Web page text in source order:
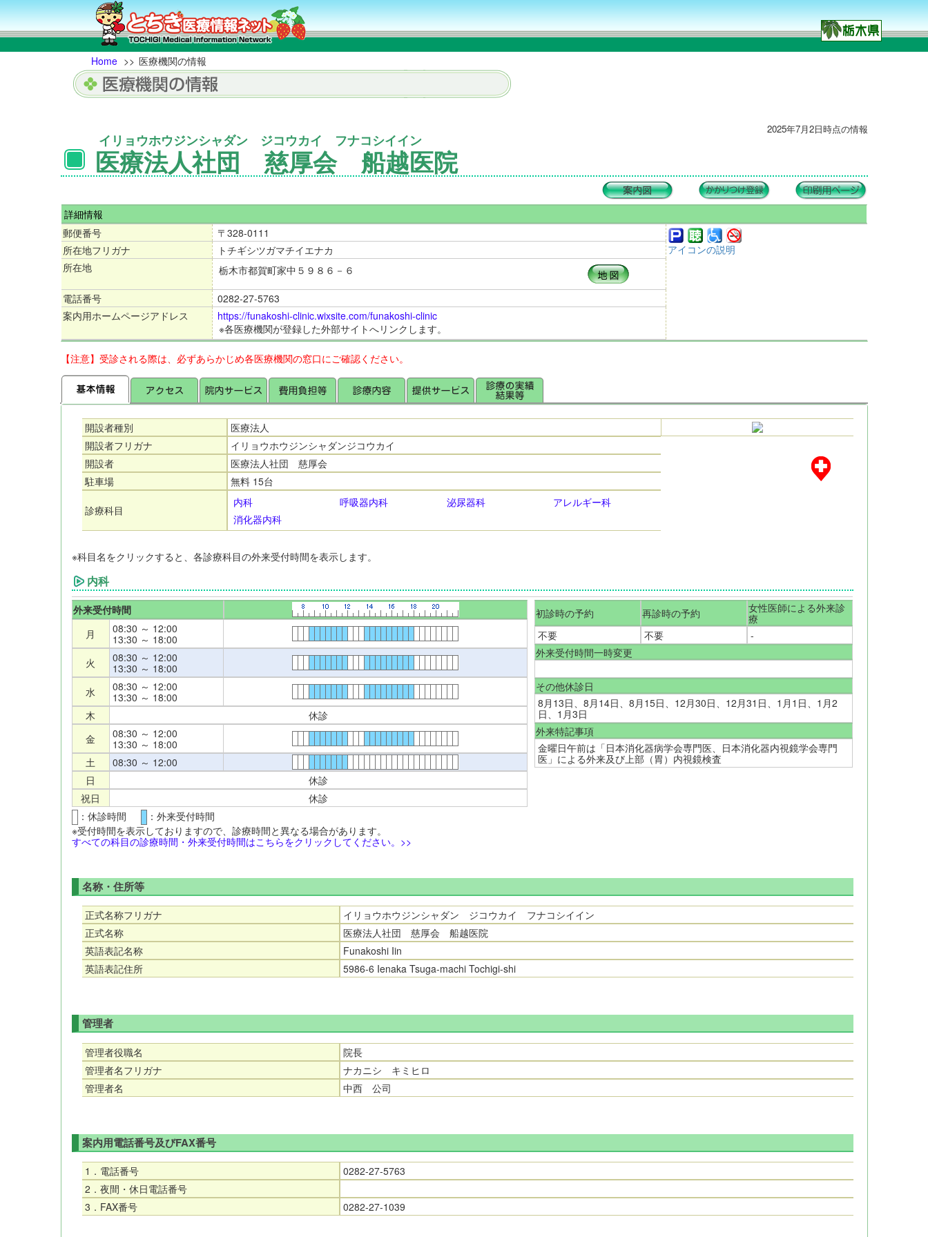
Home >> 医療機関の情報
2025年7月2日時点の情報
イリョウホウジンシャダン ジコウカイ フナコシイイン
医療法人社団 慈厚会 船越医院
詳細情報
郵便番号
〒328-0111
所在地フリガナ
トチギシツガマチイエナカ
所在地
栃木市都賀町家中５９８６－６
電話番号
0282-27-5763
案内用ホームページアドレス
https://funakoshi-clinic.wixsite.com/funakoshi-clinic
※各医療機関が登録した外部サイトへリンクします。
アイコンの説明
【注意】受診される際は、必ずあらかじめ各医療機関の窓口にご確認ください。
開設者種別
医療法人
開設者フリガナ
イリョウホウジンシャダンジコウカイ
開設者
医療法人社団 慈厚会
駐車場
無料 15台
診療科目
内科 呼吸器内科 泌尿器科
アレルギー科
消化器内科
※科目名をクリックすると、各診療科目の外来受付時間を表示します。
内科
外来受付時間
月
08:30 ～ 12:00
13:30 ～ 18:00
火
08:30 ～ 12:00
13:30 ～ 18:00
水
08:30 ～ 12:00
13:30 ～ 18:00
木
休診
金
08:30 ～ 12:00
13:30 ～ 18:00
土
08:30 ～ 12:00
日
休診
祝日
休診
初診時の予約 再診時の予約
女性医師による外来診
療
不要
不要
-
外来受付時間一時変更
その他休診日
8月13日、8月14日、8月15日、12月30日、12月31日、1月1日、1月2
日、1月3日
外来特記事項
金曜日午前は「日本消化器病学会専門医、日本消化器内視鏡学会専門
医」による外来及び上部（胃）内視鏡検査
：休診時間
：外来受付時間
※受付時間を表示しておりますので、診療時間と異なる場合があります。
すべての科目の診療時間・外来受付時間はこちらをクリックしてください。>>
名称・住所等
正式名称フリガナ
イリョウホウジンシャダン ジコウカイ フナコシイイン
正式名称
医療法人社団 慈厚会 船越医院
英語表記名称
Funakoshi Iin
英語表記住所
5986-6 Ienaka Tsuga-machi Tochigi-shi
管理者
管理者役職名
院長
管理者名フリガナ
ナカニシ キミヒロ
管理者名
中西 公司
案内用電話番号及びFAX番号
1．電話番号
0282-27-5763
2．夜間・休日電話番号
3．FAX番号
0282-27-1039